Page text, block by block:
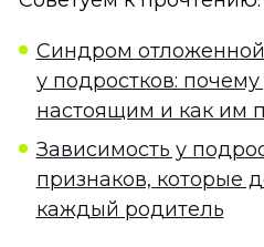
Синдром
у подростков:
настоящим и как им
Зависимость у
признаков, которые
каждый родитель